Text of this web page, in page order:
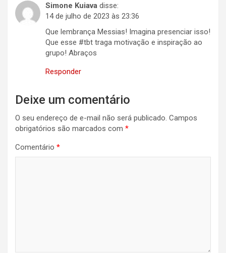
Simone Kuiava disse:
14 de julho de 2023 às 23:36
Que lembrança Messias! Imagina presenciar isso!
Que esse #tbt traga motivação e inspiração ao
grupo! Abraços
Responder
Deixe um comentário
O seu endereço de e-mail não será publicado. Campos
obrigatórios são marcados com *
Comentário *